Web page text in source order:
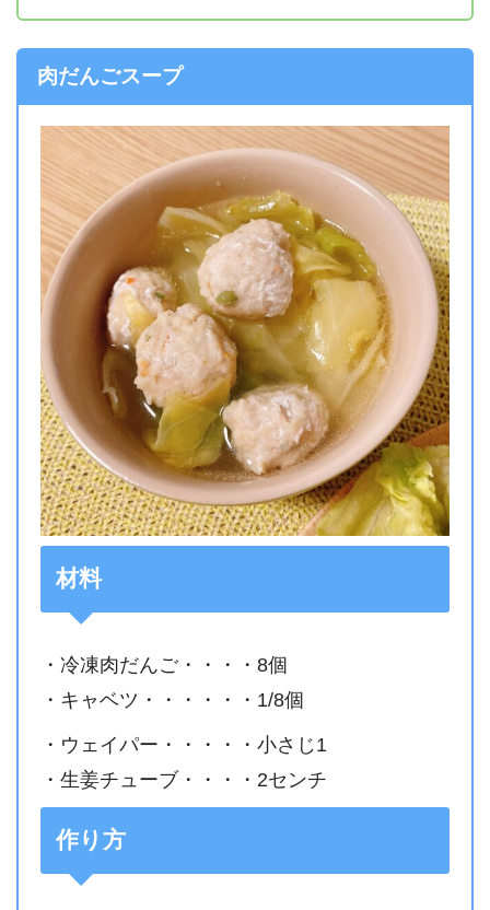
肉だんごスープ
材料
・冷凍肉だんご・・・・8個
・キャベツ・・・・・・1/8個
・ウェイパー・・・・・小さじ1
・生姜チューブ・・・・2センチ
作り方